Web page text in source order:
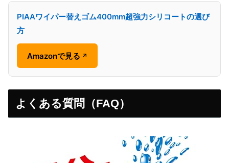
PIAAワイパー替えゴム400mm超強力シリコートの選び
方
Amazonで見る ↗
よくある質問（FAQ）